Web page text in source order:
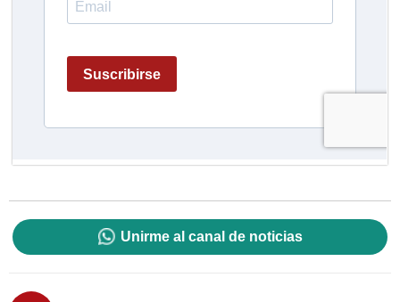
Unirme al canal de noticias